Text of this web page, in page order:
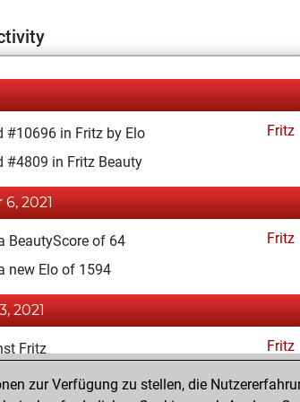
#10696 in Fritz by Elo
Fritz
#4809 in Fritz Beauty
2021
BeautyScore of 64
Fritz
new Elo of 1594
2021
Fritz Fritz
2021
zur Verfügung zu stellen, die